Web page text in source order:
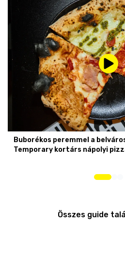
Buborékos peremmel a
Temporary kortárs nápolyi
Összes guide